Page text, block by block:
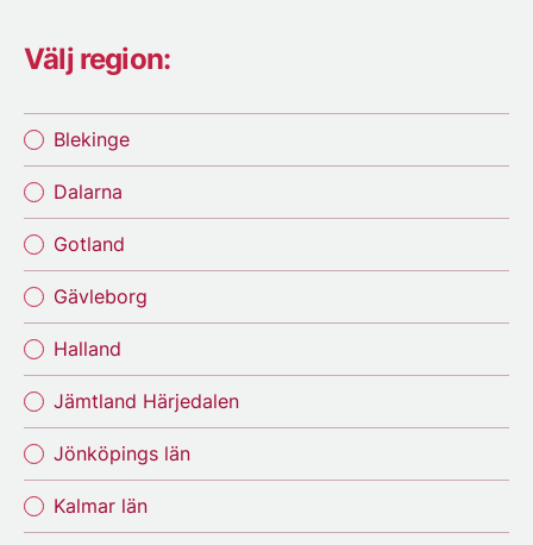
Välj region:
Blekinge
Dalarna
Gotland
Gävleborg
Halland
Jämtland Härjedalen
Jönköpings län
Kalmar län